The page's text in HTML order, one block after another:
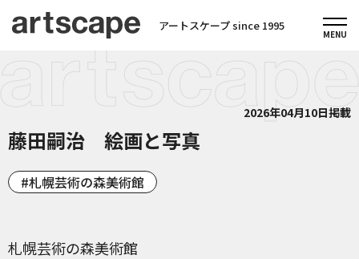
アートスケープ since 1995
2026年04月10日掲載
藤田嗣治 絵画と写真
札幌芸術の森美術館
札幌芸術の森美術館